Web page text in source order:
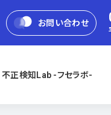
お問い合わせ
不正検知Lab -フセラボ-